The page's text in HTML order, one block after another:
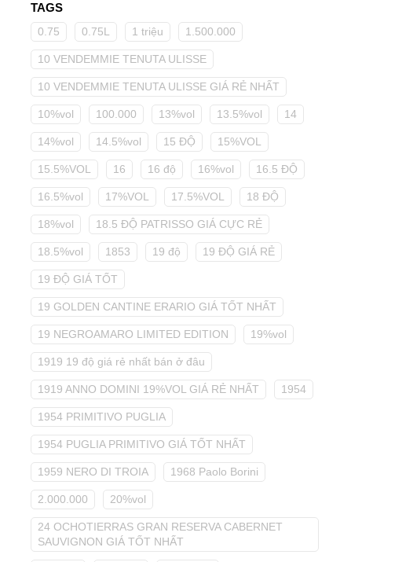
TAGS
0.75 0.75L 1 triệu 1.500.000
10 VENDEMMIE TENUTA ULISSE
10 VENDEMMIE TENUTA ULISSE GIÁ RẺ NHẤT
10%vol 100.000 13%vol 13.5%vol 14
14%vol 14.5%vol 15 ĐỘ 15%VOL
15.5%VOL 16 16 độ 16%vol 16.5 ĐỘ
16.5%vol 17%VOL 17.5%VOL 18 ĐỘ
18%vol 18.5 ĐỘ PATRISSO GIÁ CỰC RẺ
18.5%vol 1853 19 độ 19 ĐỘ GIÁ RẺ
19 ĐỘ GIÁ TỐT
19 GOLDEN CANTINE ERARIO GIÁ TỐT NHẤT
19 NEGROAMARO LIMITED EDITION 19%vol
1919 19 độ giá rẻ nhất bán ở đâu
1919 ANNO DOMINI 19%VOL GIÁ RẺ NHẤT 1954
1954 PRIMITIVO PUGLIA
1954 PUGLIA PRIMITIVO GIÁ TỐT NHẤT
1959 NERO DI TROIA 1968 Paolo Borini
2.000.000 20%vol
24 OCHOTIERRAS GRAN RESERVA CABERNET
SAUVIGNON GIÁ TỐT NHẤT